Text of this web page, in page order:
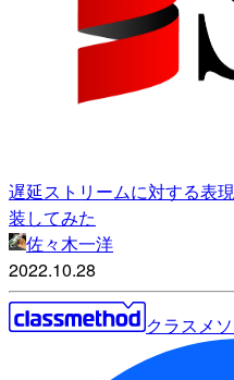
遅延ストリームに対する表
装してみた
佐々木一洋
2022.10.28
クラスメ